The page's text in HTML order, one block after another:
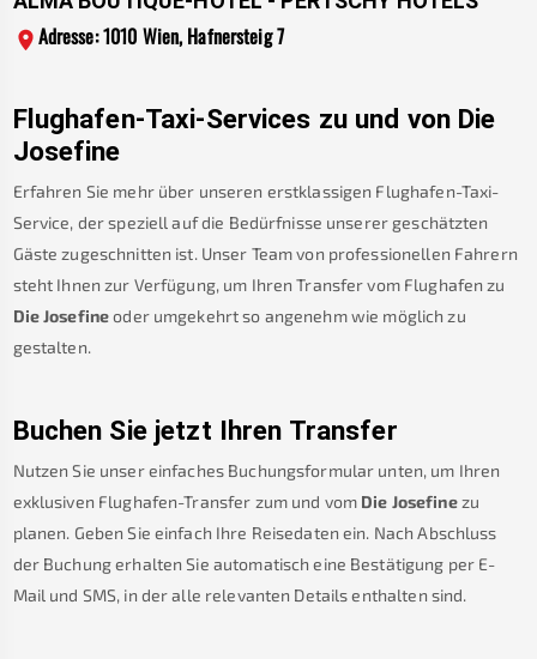
Adresse: 1010 Wien, Hafnersteig 7
Flughafen-Taxi-Services zu und von Die
Josefine
Erfahren Sie mehr über unseren erstklassigen Flughafen-Taxi-
Service, der speziell auf die Bedürfnisse unserer geschätzten
Gäste zugeschnitten ist. Unser Team von professionellen Fahrern
steht Ihnen zur Verfügung, um Ihren Transfer vom Flughafen zu
Die Josefineoder umgekehrt so angenehm wie möglich zu
gestalten.
Buchen Sie jetzt Ihren Transfer
Nutzen Sie unser einfaches Buchungsformular unten, um Ihren
exklusiven Flughafen-Transfer zum und vom Die Josefinezu
planen. Geben Sie einfach Ihre Reisedaten ein. Nach Abschluss
der Buchung erhalten Sie automatisch eine Bestätigung per E-
Mail und SMS, in der alle relevanten Details enthalten sind.